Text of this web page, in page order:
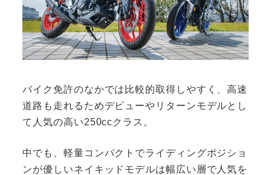
バイク免許のなかでは比較的取得しやすく、高速
道路も走れるためデビューやリターンモデルとし
て人気の高い250ccクラス。
中でも、軽量コンパクトでライディングポジショ
ンが優しいネイキッドモデルは幅広い層で人気を